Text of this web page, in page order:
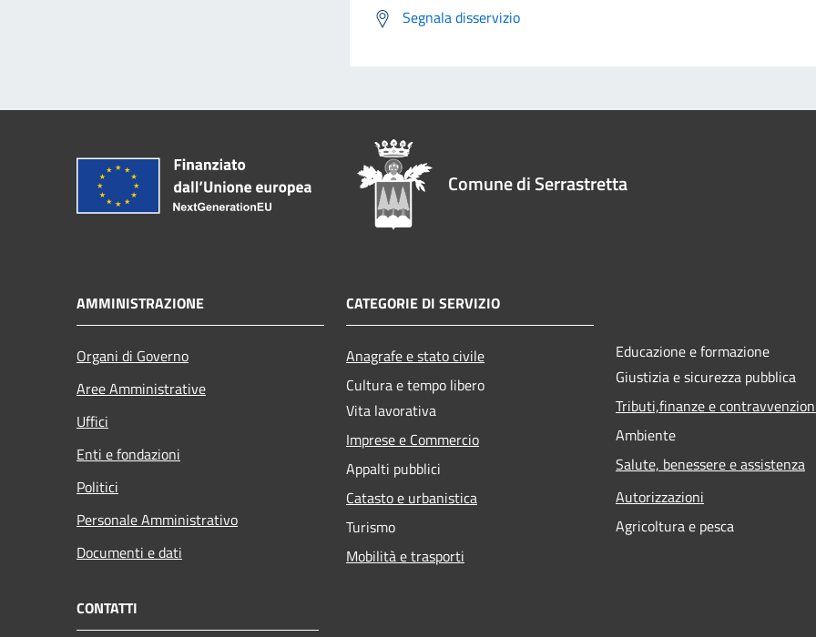
Segnala disservizio
Comune di Serrastretta
AMMINISTRAZIONE
Organi di Governo
Aree Amministrative
Uffici
Enti e fondazioni
Politici
Personale Amministrativo
Documenti e dati
CATEGORIE DI SERVIZIO
Anagrafe e stato civile
Cultura e tempo libero
Vita lavorativa
Imprese e Commercio
Appalti pubblici
Catasto e urbanistica
Turismo
Mobilità e trasporti
Educazione e formazione
Giustizia e sicurezza pubblica
Tributi,finanze e
Ambiente
Salute, benessere e assistenza
Autorizzazioni
Agricoltura e pesca
CONTATTI